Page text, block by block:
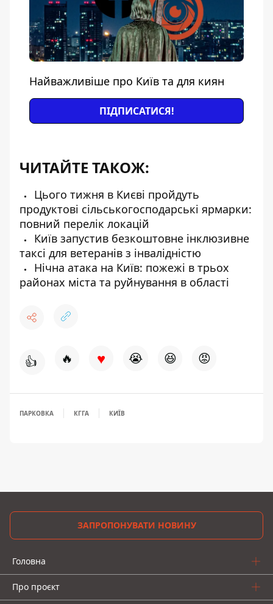
Найважливіше про Київ та для киян
ПІДПИСАТИСЯ!
ЧИТАЙТЕ ТАКОЖ:
Цього тижня в Києві пройдуть
продуктові сільськогосподарські ярмарки:
повний перелік локацій
Київ запустив безкоштовне інклюзивне
таксі для ветеранів з інвалідністю
Нічна атака на Київ: пожежі в трьох
районах міста та руйнування в області
👍 🔥 ♥ 😭 😆 😡
ПАРКОВКА КГГА КИЇВ
ЗАПРОПОНУВАТИ НОВИНУ
Головна
Про проєкт